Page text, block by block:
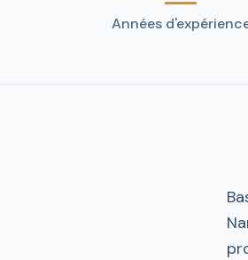
Années